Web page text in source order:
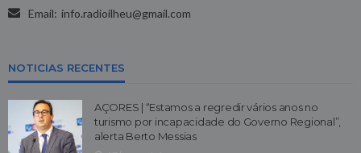
Email: info.radioilheu@gmail.com
NOTICIAS RECENTES
AÇORES | “Estamos a regredir vários anos no
turismo por incapacidade do Governo Regional”,
alerta Berto Messias